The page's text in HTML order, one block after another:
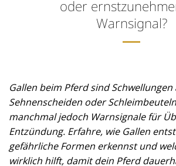
oder
Warnsignal?
Gallen beim Pferd sind Schwellungen
Sehnenscheiden oder
manchmal jedoch Warnsignale für
Entzündung. Erfahre, wie Gallen
gefährliche Formen erkennst und
wirklich hilft, damit dein Pferd